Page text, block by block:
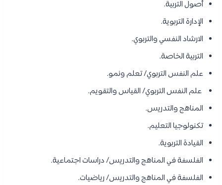
أصول التربية.
الإدارة التربوية.
الارشاد النفسي والتربوي.
التربية الخاصة.
علم النفس التربوي/ تعلم ونمو.
علم النفس التربوي/ القياس والتقويم.
المناهج والتدريس.
تكنولوجيا التعليم.
القيادة التربوية.
الفلسفة في المناهج والتدريس/ دراسات اجتماعية.
الفلسفة في المناهج والتدريس/ رياضيات.